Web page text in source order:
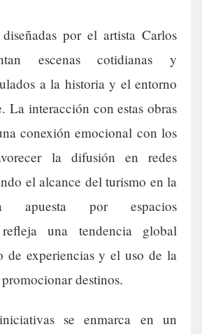
por el artista Carlos
escenas cotidianas y
a la historia y el entorno
La interacción con estas obras
conexión emocional con los
la difusión en redes
el alcance del turismo en la
apuesta por espacios
refleja una tendencia global
de experiencias y el uso de la
destinos.
se enmarca en un